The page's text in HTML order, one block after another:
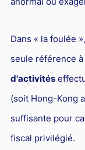
Dans « la foulée
seule référence à
d'activités
(soit Hong-Kong
suffisante pour
fiscal privilégié.